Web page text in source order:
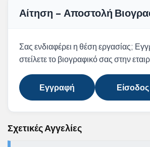
Αίτηση - Αποστολή
Σας ενδιαφέρει η θέση εργασίας;
στείλετε το βιογραφικό σας στην
Εγγραφή Είσοδος
Σχετικές Αγγελίες